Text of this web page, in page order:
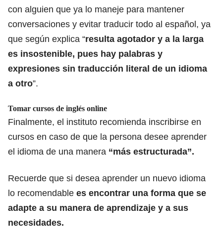
con alguien que ya lo maneje para mantener
conversaciones y evitar traducir todo al español, ya
que según explica “resulta agotador y a la larga
es insostenible, pues hay palabras y
expresiones sin traducción literal de un idioma
a otro”.
Tomar cursos de inglés online
Finalmente, el instituto recomienda inscribirse en
cursos en caso de que la persona desee aprender
el idioma de una manera “más estructurada”.
Recuerde que si desea aprender un nuevo idioma
lo recomendable es encontrar una forma que se
adapte a su manera de aprendizaje y a sus
necesidades.